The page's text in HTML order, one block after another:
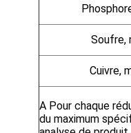
Soufre,
Cuivre,
A Pour chaque
du maximum